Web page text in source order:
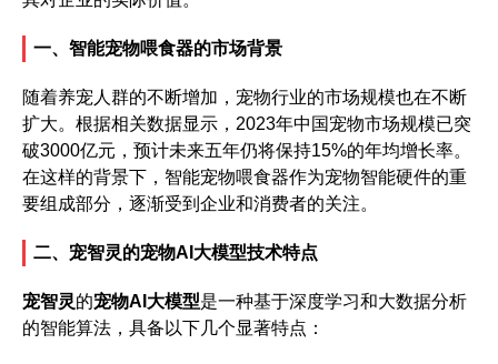
一、智能宠物喂食器的市场背景
随着养宠人群的不断增加，宠物行业的市场规模也在不断
扩大。根据相关数据显示，2023年中国宠物市场规模已突
破3000亿元，预计未来五年仍将保持15%的年均增长率。
在这样的背景下，智能宠物喂食器作为宠物智能硬件的重
要组成部分，逐渐受到企业和消费者的关注。
二、宠智灵的宠物AI大模型技术特点
宠智灵的宠物AI大模型是一种基于深度学习和大数据分析
的智能算法，具备以下几个显著特点：